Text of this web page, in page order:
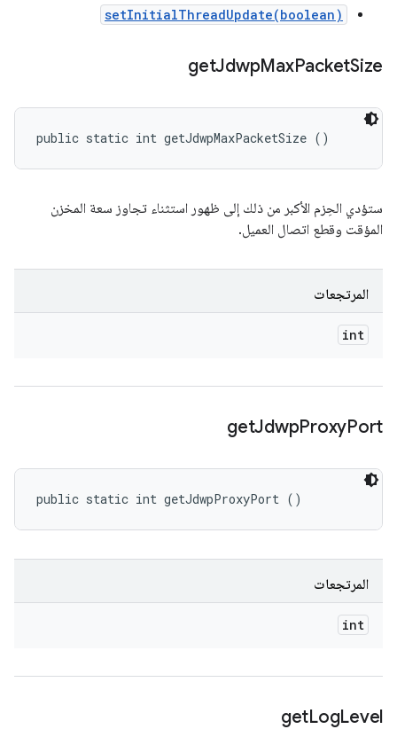
setInitialThreadUpdate(boolean)
getJdwpMaxPacketSize
public static int getJdwpMaxPacketSize ()
ستؤدي الحِزم الأكبر من ذلك إلى ظهور استثناء تجاوز سعة المخزن
المؤقت وقطع اتصال العميل.
المرتجعات
int
getJdwpProxyPort
public static int getJdwpProxyPort ()
المرتجعات
int
getLogLevel